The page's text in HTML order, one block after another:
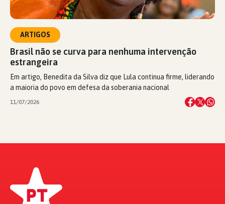
ARTIGOS
Brasil não se curva para nenhuma intervenção
estrangeira
Em artigo, Benedita da Silva diz que Lula continua firme, liderando
a maioria do povo em defesa da soberania nacional
11/07/2026